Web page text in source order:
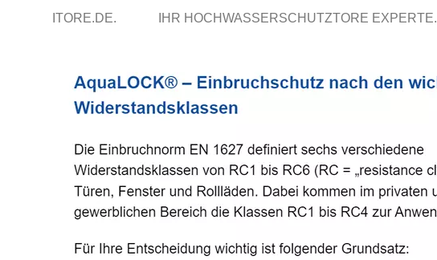
ITORE.DE. IHR HOCHWASSERSCHUTZTORE EXPERTE.